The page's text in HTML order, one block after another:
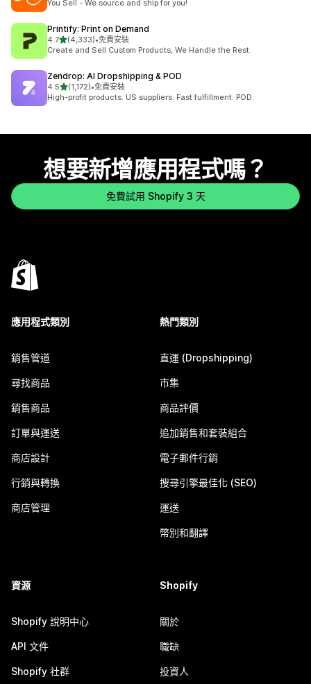
You Sell - We source and ship for you!
Printify: Print on Demand
4.7滿分 5 顆星
(4,333)
共有 4333 則評價
•免費安裝
Create and Sell Custom Products, We Handle the Rest.
Zendrop: AI Dropshipping & POD
4.5滿分 5 顆星
(1,172)
共有 1172 則評價
•免費安裝
High-profit products. US suppliers. Fast fulfillment. POD.
想要新增應用程式嗎？
免費試用 Shopify 3 天
應用程式類別
銷售管道
尋找商品
銷售商品
訂單與運送
商店設計
行銷與轉換
商店管理
熱門類別
直運 (Dropshipping)
市集
商品評價
追加銷售和套裝組合
電子郵件行銷
搜尋引擎最佳化 (SEO)
運送
幣別和翻譯
資源
Shopify 說明中心
API 文件
Shopify 社群
Shopify
關於
職缺
投資人